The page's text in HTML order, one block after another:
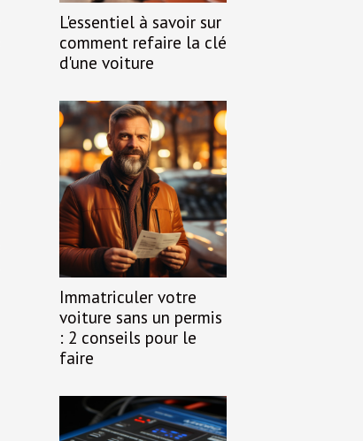
L'essentiel à savoir sur
comment refaire la clé
d'une voiture
Immatriculer votre
voiture sans un permis
: 2 conseils pour le
faire